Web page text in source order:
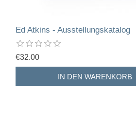
Ed Atkins - Ausstellungskatalog
€32.00